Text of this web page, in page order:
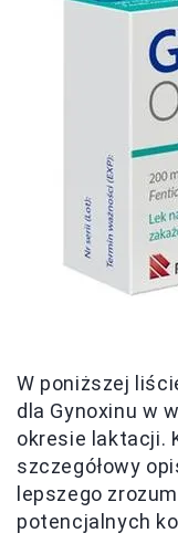
W poniższej
dla Gynoxinu w
okresie laktacji.
szczegółowy
lepszego
potencjalnych